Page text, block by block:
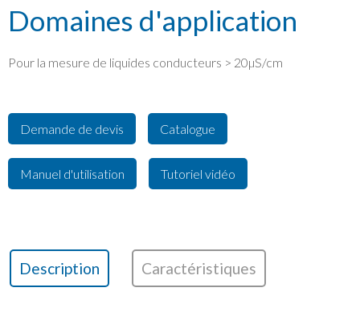
Domaines d'application
Pour la mesure de liquides conducteurs > 20µS/cm
Demande de devis Catalogue
Manuel d'utilisation Tutoriel vidéo
Description Caractéristiques